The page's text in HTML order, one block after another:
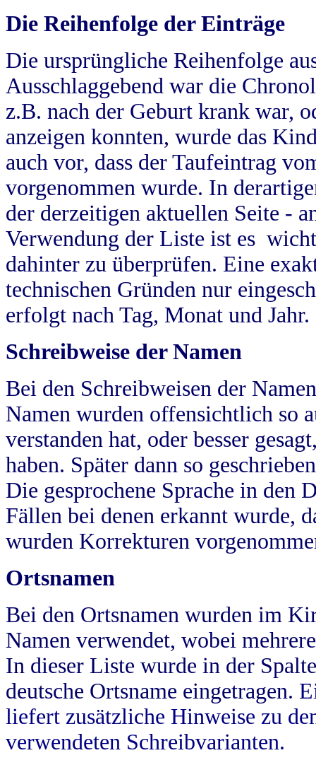
Die Reihenfolge der Einträge
Die ursprüngliche Reihenfolge
Ausschlaggebend war die
z.B. nach der Geburt krank war,
anzeigen konnten, wurde das
auch vor, dass der Taufeintrag
vorgenommen wurde. In
der derzeitigen aktuellen Seite -
Verwendung der Liste ist es
dahinter zu überprüfen. Eine
technischen Gründen nur
erfolgt nach Tag, Monat und Jahr.
Schreibweise der Namen
Bei den Schreibweisen der
Namen wurden offensichtlich so
verstanden hat, oder besser
haben. Später dann so
Die gesprochene Sprache in
Fällen bei denen erkannt wurde,
wurden Korrekturen
Ortsnamen
Bei den Ortsnamen wurden im
Namen verwendet, wobei
In dieser Liste wurde in der
deutsche Ortsname eingetragen.
liefert zusätzliche Hinweise zu
verwendeten Schreibvarianten.